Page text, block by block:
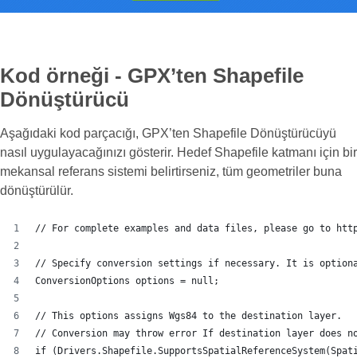
Kod örneği - GPX’ten Shapefile
Dönüştürücü
Aşağıdaki kod parçacığı, GPX’ten Shapefile Dönüştürücüyü
nasıl uygulayacağınızı gösterir. Hedef Shapefile katmanı için bir
mekansal referans sistemi belirtirseniz, tüm geometriler buna
dönüştürülür.
// For complete examples and data files, please go to
// Specify conversion settings if necessary. It is
ConversionOptions options = null;
// This options assigns Wgs84 to the destination layer.
// Conversion may throw error If destination layer does
if